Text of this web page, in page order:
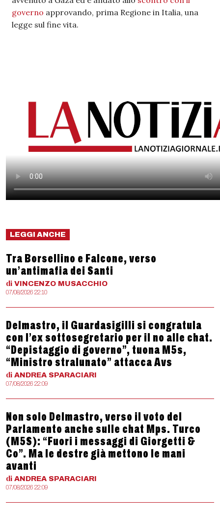
governo approvando, prima Regione in Italia, una
legge sul fine vita.
LEGGI ANCHE
Tra Borsellino e Falcone, verso
un’antimafia dei Santi
di VINCENZO MUSACCHIO
07/08/2026 22:10
Delmastro, il Guardasigilli si congratula
con l’ex sottosegretario per il no alle chat.
“Depistaggio di governo”, tuona M5s,
“Ministro stralunato” attacca Avs
di ANDREA SPARACIARI
07/08/2026 22:09
Non solo Delmastro, verso il voto del
Parlamento anche sulle chat Mps. Turco
(M5S): “Fuori i messaggi di Giorgetti &
Co”. Ma le destre già mettono le mani
avanti
di ANDREA SPARACIARI
07/08/2026 22:09